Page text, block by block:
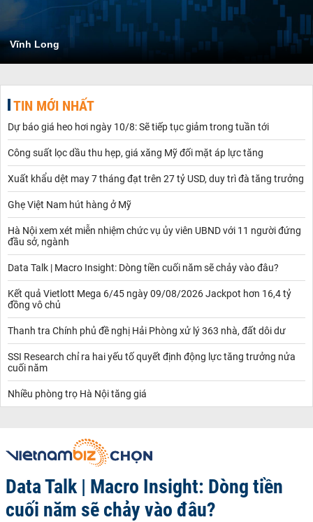
Vĩnh Long
TIN MỚI NHẤT
Dự báo giá heo hơi ngày 10/8: Sẽ tiếp tục giảm trong tuần tới
Công suất lọc dầu thu hẹp, giá xăng Mỹ đối mặt áp lực tăng
Xuất khẩu dệt may 7 tháng đạt trên 27 tỷ USD, duy trì đà tăng trưởng
Ghẹ Việt Nam hút hàng ở Mỹ
Hà Nội xem xét miễn nhiệm chức vụ ủy viên UBND với 11 người đứng
đầu sở, ngành
Data Talk | Macro Insight: Dòng tiền cuối năm sẽ chảy vào đâu?
Kết quả Vietlott Mega 6/45 ngày 09/08/2026 Jackpot hơn 16,4 tỷ
đồng vô chủ
Thanh tra Chính phủ đề nghị Hải Phòng xử lý 363 nhà, đất dôi dư
SSI Research chỉ ra hai yếu tố quyết định động lực tăng trưởng nửa
cuối năm
Nhiều phòng trọ Hà Nội tăng giá
Data Talk | Macro Insight: Dòng tiền
cuối năm sẽ chảy vào đâu?